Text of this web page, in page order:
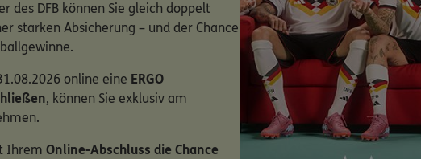
des DFB können Sie gleich doppelt
starken Absicherung – und der Chance
online eine ERGO
, können Sie exklusiv am
Ihrem Online-Abschluss die Chance